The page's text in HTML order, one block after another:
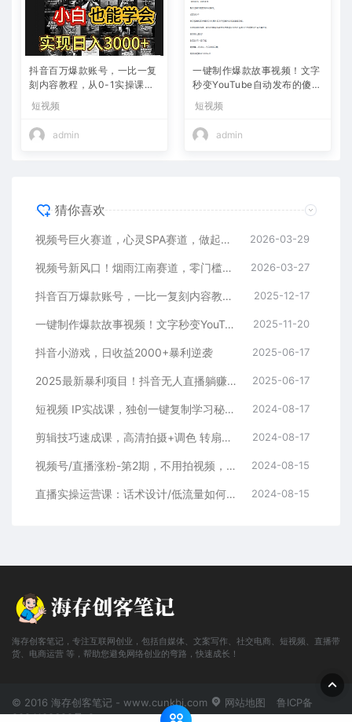
抖音百万爆款账号，一比一复
刻内容教程，从0-1实操课，
入10w+
短视频
admin
一键制作爆款故事视频！文字
秒变YouTube自动发布的傻瓜
短视频
admin
猜你喜欢
视频号巨火赛道，心灵SPA赛道，做起来超简单，每天收益800+ 2026-03-29
视频号新风口！烟雨江南赛道，零门槛日入 500+ 2026-03-27
抖音百万爆款账号，一比一复刻内容教程，从0-1实操课，小白也能学会，复制爆款，月入10w+ 2025-12-17
一键制作爆款故事视频！文字秒变YouTube自动发布的傻瓜式教程 2025-11-20
抖音小游戏，日收益2000+暴利逆袭 2025-06-17
2025最新暴利项目！抖音无人直播躺赚攻略！抖音无人直播3.0玩法！0门槛… 2025-06-17
短视频 IP实战课，独创一键复制学习秘籍，转战新领域，月赚五万轻松行 2024-08-17
剪辑技巧速成课，高清拍摄+调色 转扇子，建筑-抠图精通，新手秒变剪辑专家 2024-08-17
视频号/直播涨粉-第2期，不用拍视频，不用卖货，在直播间做菜，就可以搞钱 2024-08-15
直播实操运营课：话术设计/低流量如何提升/话术框架/全场燃爆/非常干货 2024-08-15
海存创客笔记，专注互联网创业，包括自媒体、文案写作、社交电商、短视频、直播带
货、电商运营 等，帮助您避免网络创业的弯路，快速成长！
© 2016 海存创客笔记 - www.cunkbj.com 网站地图
鲁ICP备
2024108698号-2